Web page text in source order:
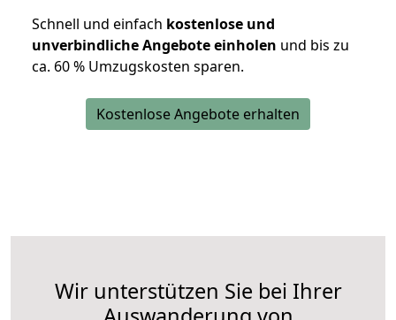
Schnell und einfach kostenlose und
unverbindliche Angebote einholen und bis zu
ca. 60 % Umzugskosten sparen.
Kostenlose Angebote erhalten
Wir unterstützen Sie bei Ihrer